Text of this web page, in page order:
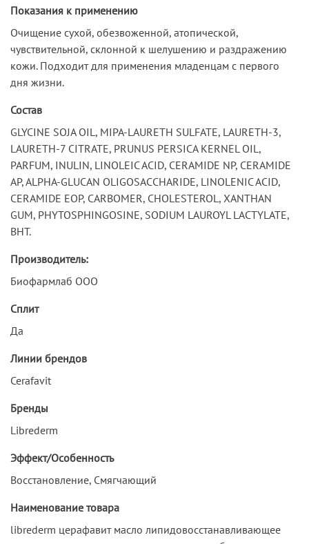
Показания к применению
Очищение сухой, обезвоженной, атопической,
чувствительной, склонной к шелушению и раздражению
кожи. Подходит для применения младенцам с первого
дня жизни.
Состав
GLYCINE SOJA OIL, MIPA-LAURETH SULFATE, LAURETH-3,
LAURETH-7 CITRATE, PRUNUS PERSICA KERNEL OIL,
PARFUM, INULIN, LINOLEIC ACID, CERAMIDE NP, CERAMIDE
AP, ALPHA-GLUCAN OLIGOSACCHARIDE, LINOLENIC ACID,
CERAMIDE EOP, CARBOMER, CHOLESTEROL, XANTHAN
GUM, PHYTOSPHINGOSINE, SODIUM LAUROYL LACTYLATE,
BHT.
Производитель:
Биофармлаб ООО
Сплит
Да
Линии брендов
Cerafavit
Бренды
Librederm
Эффект/Особенность
Восстановление, Смягчающий
Наименование товара
librederm церафавит масло липидовосстанавливающее